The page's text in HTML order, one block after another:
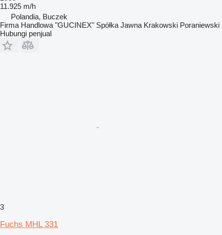
11.925 m/h
Polandia, Buczek
Firma Handlowa "GUCINEX" Spółka Jawna Krakowski Poraniewski
Hubungi penjual
3
Fuchs MHL 331